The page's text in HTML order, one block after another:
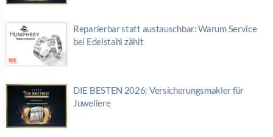
Reparierbar statt austauschbar: Warum Service
bei Edelstahl zählt
DIE BESTEN 2026: Versicherungsmakler für
Juweliere